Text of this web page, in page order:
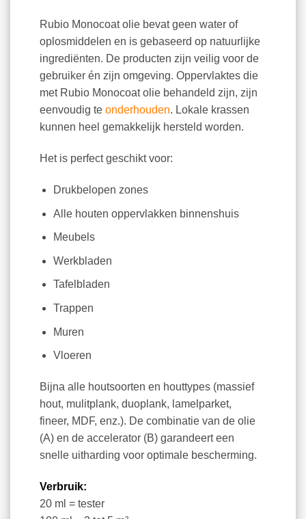
Rubio Monocoat olie bevat geen water of
oplosmiddelen en is gebaseerd op natuurlijke
ingrediënten. De producten zijn veilig voor de
gebruiker én zijn omgeving. Oppervlaktes die
met Rubio Monocoat olie behandeld zijn, zijn
eenvoudig te onderhouden. Lokale krassen
kunnen heel gemakkelijk hersteld worden.
Het is perfect geschikt voor:
Drukbelopen zones
Alle houten oppervlakken binnenshuis
Meubels
Werkbladen
Tafelbladen
Trappen
Muren
Vloeren
Bijna alle houtsoorten en houttypes (massief
hout, mulitplank, duoplank, lamelparket,
fineer, MDF, enz.). De combinatie van de olie
(A) en de accelerator (B) garandeert een
snelle uitharding voor optimale bescherming.
Verbruik:
20 ml = tester